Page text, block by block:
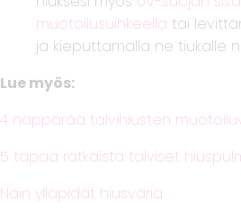
muotoilusuihkeella tai
ja kieputtamalla ne tiukalle
Lue myös:
4 näppärää talvihiusten
5 tapaa ratkaista talviset
Näin ylläpidät hiusväriä